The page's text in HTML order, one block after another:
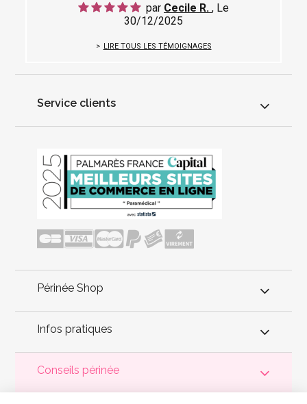
par Cecile R. , Le
30/12/2025
LIRE TOUS LES TÉMOIGNAGES
Service clients
Périnée Shop
Infos pratiques
Conseils périnée